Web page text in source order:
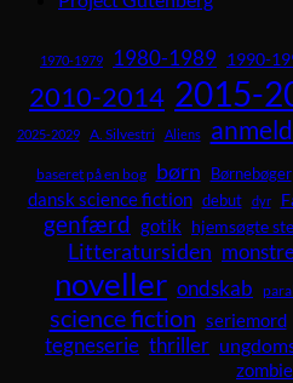
1970-1979 1980-1989 1990-
2010-2014 2015-
2025-2029 A. Silvestri Aliens
baseret på en bog børn Børnebøger
dansk science fiction debut dyr
genfærd gotik hjemsøgte
Litteratursiden
noveller ondskab
science fiction seriemord
tegneserie thriller